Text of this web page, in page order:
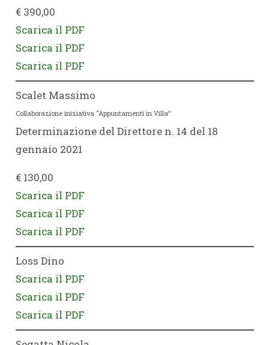
€ 390,00
Scarica il PDF
Scarica il PDF
Scarica il PDF
Scalet Massimo
Collaborazione iniziativa “Appuntamenti in Villa”
Determinazione del Direttore n. 14 del 18
gennaio 2021
€ 130,00
Scarica il PDF
Scarica il PDF
Scarica il PDF
Loss Dino
Scarica il PDF
Scarica il PDF
Scarica il PDF